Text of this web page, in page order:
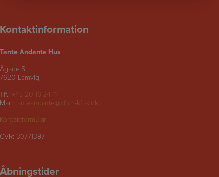
Kontaktinformation
Tante Andante Hus
Ågade 5,
7620 Lemvig
Tlf.: +45 20 16 24 11
Mail: tanteandante@kfum-kfuk.dk
Kontaktformular
CVR: 30771397
Åbningstider